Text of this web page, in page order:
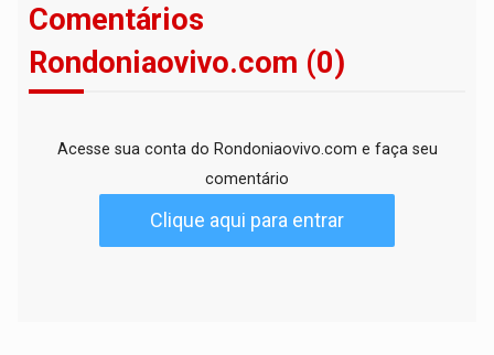
Comentários
Rondoniaovivo.com (0)
Acesse sua conta do Rondoniaovivo.com e faça seu
comentário
Clique aqui para entrar